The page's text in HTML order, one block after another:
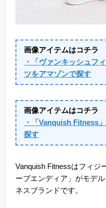
画像アイテムはコチラ
・「ヴァンキッシュフ
ツをアマゾンで探す
画像アイテムはコチラ
・「Vanquish Fitness
探す
Vanquish Fitnessはフィジ
ーブエンディア」がモデ
ネスブランドです。